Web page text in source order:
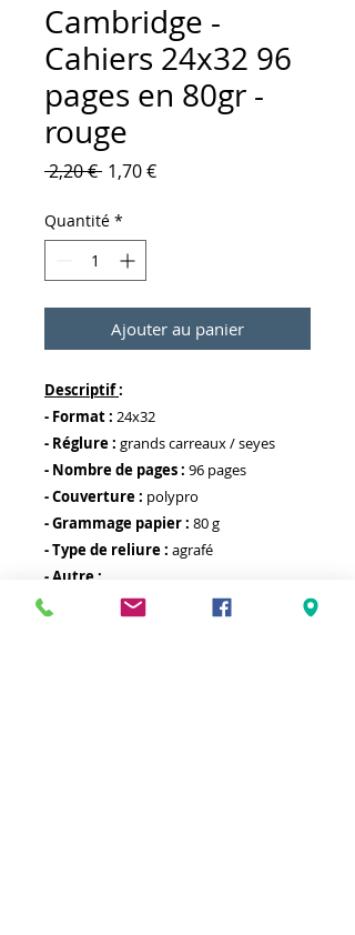
Cambridge -
Cahiers 24x32 96
pages en 80gr -
rouge
2,20 € Prix original
1,70 €Prix promotionnel
Quantité *
Ajouter au panier
Descriptif:
- Format : 24x32
- Réglure : grands carreaux / seyes
- Nombre de pages : 96 pages
- Couverture : polypro
- Grammage papier : 80 g
- Type de reliure : agrafé
- Autre :